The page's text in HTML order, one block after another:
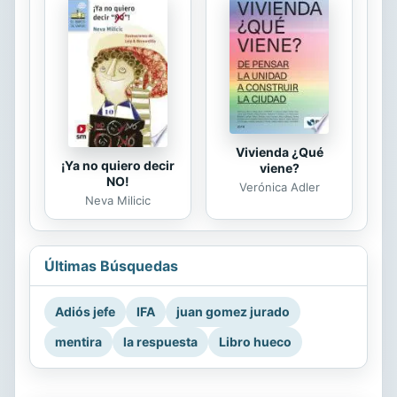
¡Ya no quiero decir
NO!
Neva Milicic
Vivienda ¿Qué
viene?
Verónica Adler
Últimas Búsquedas
Adiós jefe IFA
juan gomez jurado
mentira
la respuesta Libro hueco